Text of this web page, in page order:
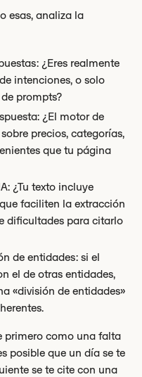
esas, analiza la
¿Eres realmente
intenciones, o solo
prompts?
¿El motor de
precios, categorías,
que tu página
¿Tu texto incluye
faciliten la extracción
dificultades para citarlo
de entidades: si el
el de otras entidades,
«división de entidades»
primero como una falta
posible que un día se te
se te cite con una